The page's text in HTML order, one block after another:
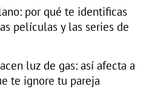
por qué te identificas
películas y las series de
luz de gas: así afecta a
te ignore tu pareja